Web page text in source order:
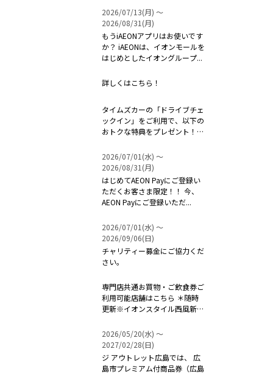
2026/07/13(月) 〜
2026/08/31(月)
もうiAEONアプリはお使いです
か？ iAEONは、イオンモールを
はじめとしたイオングループ...
詳しくはこちら！
タイムズカーの「ドライブチェ
ックイン」をご利用で、以下の
おトクな特典をプレゼント！！
2026/07/01(水) 〜
2026/08/31(月)
はじめてAEON Payにご登録い
ただくお客さま限定！！ 今、
AEON Payにご登録いただ...
2026/07/01(水) 〜
2026/09/06(日)
チャリティー募金にご協力くだ
さい。
専門店共通お買物・ご飲食券ご
利用可能店舗はこちら ＊随時
更新※イオンスタイル西風新都
2026/05/20(水) 〜
2027/02/28(日)
ジ アウトレット広島では、 広
島市プレミアム付商品券（広島